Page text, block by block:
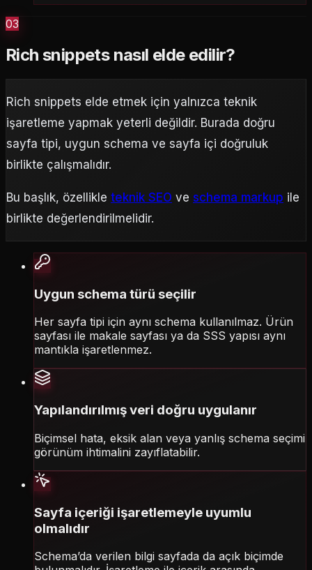
03
Rich snippets nasıl elde edilir?
Rich snippets elde etmek için yalnızca teknik
işaretleme yapmak yeterli değildir. Burada doğru
sayfa tipi, uygun schema ve sayfa içi doğruluk
birlikte çalışmalıdır.
Bu başlık, özellikle teknik SEO ve schema markup ile
birlikte değerlendirilmelidir.
Uygun schema türü seçilir
Her sayfa tipi için aynı schema kullanılmaz. Ürün
sayfası ile makale sayfası ya da SSS yapısı aynı
mantıkla işaretlenmez.
Yapılandırılmış veri doğru uygulanır
Biçimsel hata, eksik alan veya yanlış schema seçimi
görünüm ihtimalini zayıflatabilir.
Sayfa içeriği işaretlemeyle uyumlu
olmalıdır
Schema’da verilen bilgi sayfada da açık biçimde